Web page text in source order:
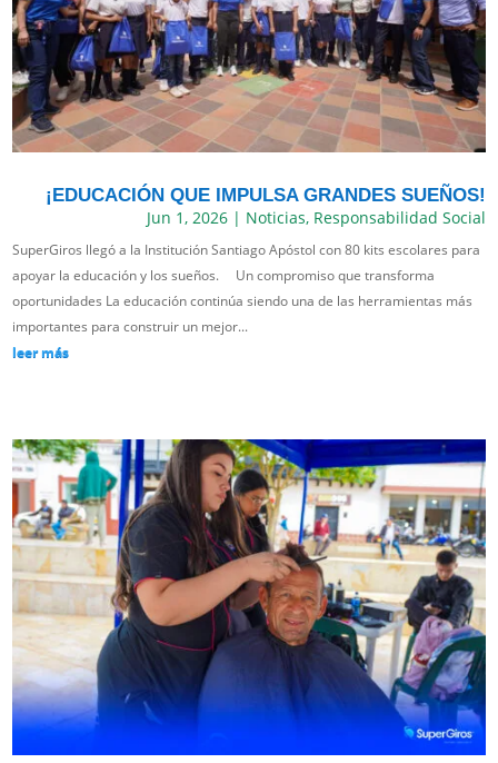
¡EDUCACIÓN QUE IMPULSA GRANDES SUEÑOS!
Jun 1, 2026| Noticias, Responsabilidad Social
SuperGiros llegó a la Institución Santiago Apóstol con 80 kits escolares para
apoyar la educación y los sueños. Un compromiso que transforma
oportunidades La educación continúa siendo una de las herramientas más
importantes para construir un mejor...
leer más